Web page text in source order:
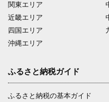
関東エリア
近畿エリア
四国エリア
沖縄エリア
ふるさと納税ガイド
ふるさと納税の基本ガイド